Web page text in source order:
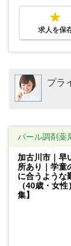
求人を保
プラ
パール調剤薬
加古川市｜早
所あり｜学童
に合うような
（40歳・女
集】